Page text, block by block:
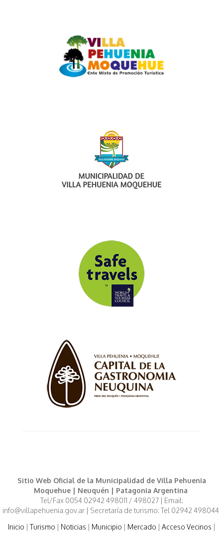
Sitio Web Oficial de la Municipalidad de Villa Pehuenia
Moquehue | Neuquén | Patagonia Argentina
Tel/Fax 0054 02942 498011 / 498027 | Email:
info@villapehuenia.gov.ar | Secretaría de turismo: Tel 02942 498044
Inicio |Turismo | Noticias | Municipio | Mercado | Acceso Vecinos |